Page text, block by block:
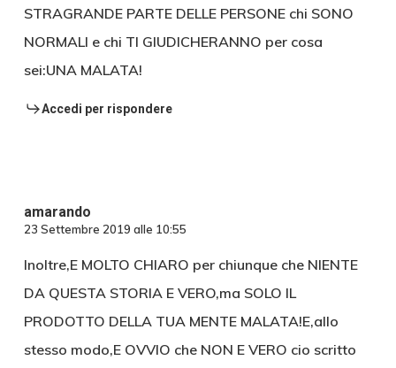
STRAGRANDE PARTE DELLE PERSONE chi SONO
NORMALI e chi TI GIUDICHERANNO per cosa
sei:UNA MALATA!
Accedi per rispondere
amarando
23 Settembre 2019 alle 10:55
Inoltre,E MOLTO CHIARO per chiunque che NIENTE
DA QUESTA STORIA E VERO,ma SOLO IL
PRODOTTO DELLA TUA MENTE MALATA!E,allo
stesso modo,E OVVIO che NON E VERO cio scritto